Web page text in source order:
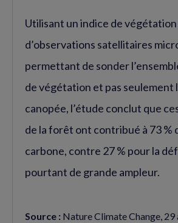
Utilisant un indice de végétation
d’observations satellitaires
permettant de sonder
de végétation et pas seulement
canopée, l’étude conclut que
de la forêt ont contribué à 73 %
carbone, contre 27 % pour la
pourtant de grande ampleur.
Source : Nature Climate Change, 29
(nouvelle